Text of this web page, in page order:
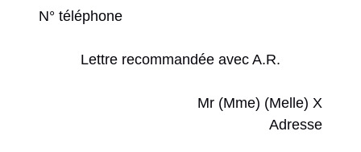
N° téléphone
Lettre recommandée avec A.R.
Mr (Mme) (Melle) X
Adresse